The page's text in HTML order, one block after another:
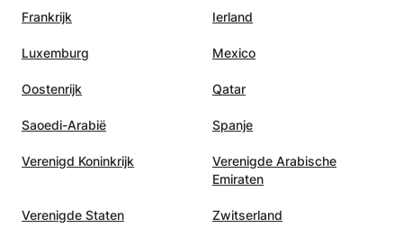
Frankrijk Ierland
Luxemburg Mexico
Oostenrijk Qatar
Saoedi-Arabië Spanje
Verenigd Koninkrijk
Verenigde Arabische
Emiraten
Verenigde Staten Zwitserland